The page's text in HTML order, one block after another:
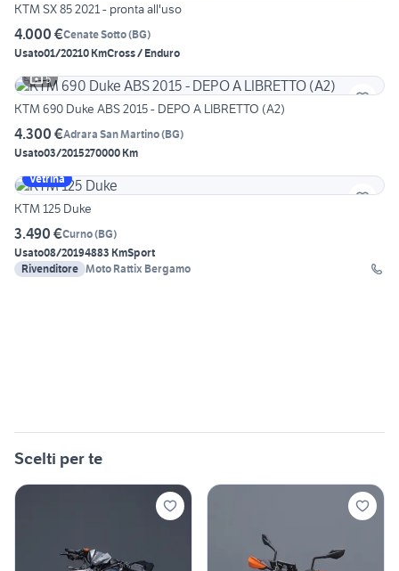
KTM SX 85 2021 - pronta all'uso
4.000 €Cenate Sotto(BG)
Usato01/20210 KmCross / Enduro
5
KTM 690 Duke ABS 2015 - DEPO A LIBRETTO (A2)
4.300 €Adrara San Martino(BG)
Usato03/2015270000 Km
Vetrina
KTM 125 Duke
3.490 €Curno(BG)
Usato08/20194883 KmSport
Rivenditore Moto Rattix Bergamo
Scelti per te